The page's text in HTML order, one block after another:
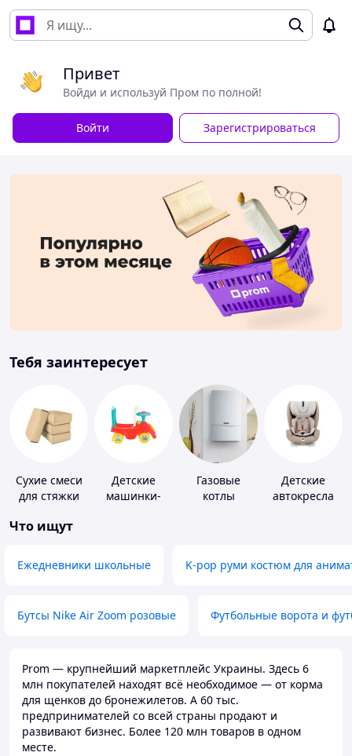
Привет
Войди и используй Пром по полной!
Войти Зарегистрироваться
Тебя заинтересует
Сухие смеси
для стяжки
Детские
машинки-
Газовые
котлы
Детские
автокресла
Что ищут
Ежедневники школьные K-pop руми костюм для
Бутсы Nike Air Zoom розовые Футбольные ворота и
Prom — крупнейший маркетплейс Украины. Здесь 6
млн покупателей находят всё необходимое — от корма
для щенков до бронежилетов. А 60 тыс.
предпринимателей со всей страны продают и
развивают бизнес. Более 120 млн товаров в одном
месте.